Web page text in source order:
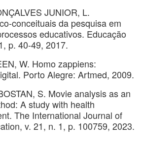
JUNIOR, L.
conceituais da pesquisa em
educativos. Educação
p. 40-49, 2017.
W. Homo zappiens:
Porto Alegre: Artmed, 2009.
S. Movie analysis as an
A study with health
The International Journal of
v. 21, n. 1, p. 100759, 2023.